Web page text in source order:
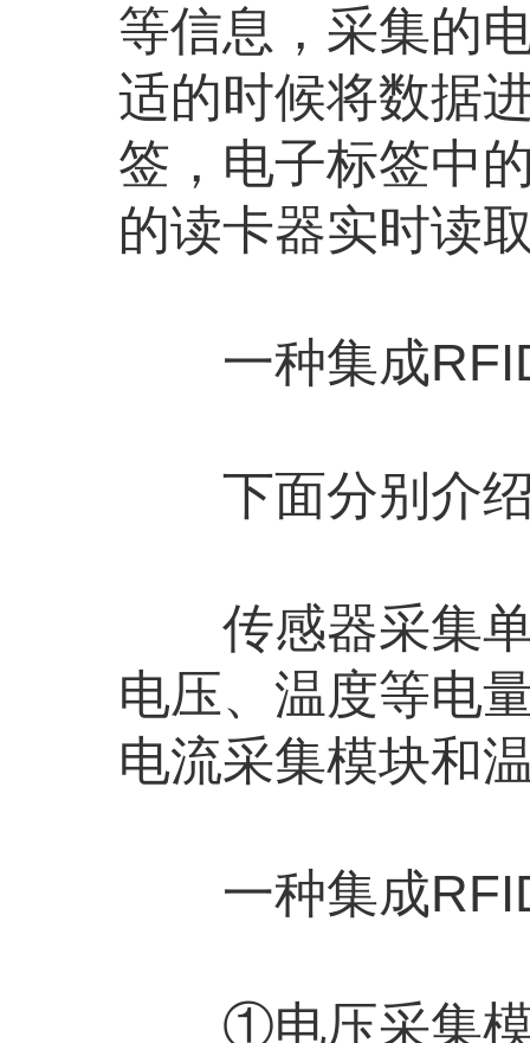
等信息，采集的
适的时候将数据
签，电子标签中
的读卡器实时读
一种集成RFID
下面分别介绍
传感器采集单
电压、温度等电
电流采集模块和
一种集成RFID
①电压采集